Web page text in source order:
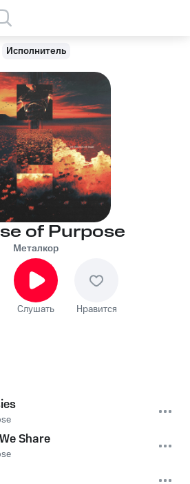
Исполнитель
of Purpose
Металкор
Слушать Нравится
Share